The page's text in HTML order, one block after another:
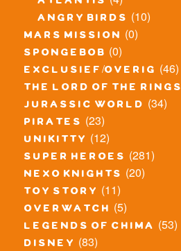
angry birds (10)
mars mission (0)
spongebob (0)
exclusief/overig (46)
the lord of the rings
jurassic world (34)
pirates (23)
unikitty (12)
super heroes (281)
nexo knights (20)
toy story (11)
overwatch (5)
legends of chima (53)
disney (83)